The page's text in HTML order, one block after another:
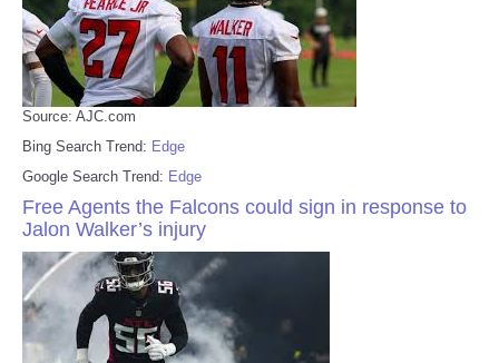
Source: AJC.com
Bing Search Trend: Edge
Google Search Trend: Edge
Free Agents the Falcons could sign in response to
Jalon Walker’s injury